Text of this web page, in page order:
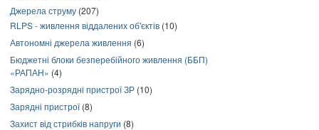
Джерела струму (207)
RLPS - живлення віддалених об'єктів (10)
Автономні джерела живлення (6)
Бюджетні блоки безперебійного живлення (ББП)
«РАПАН» (4)
Зарядно-розрядні пристрої ЗР (10)
Зарядні пристрої(8)
Захист від стрибків напруги (8)